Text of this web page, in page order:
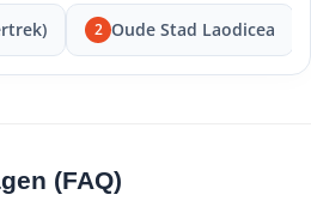
2 Oude Stad Laodicea
(FAQ)